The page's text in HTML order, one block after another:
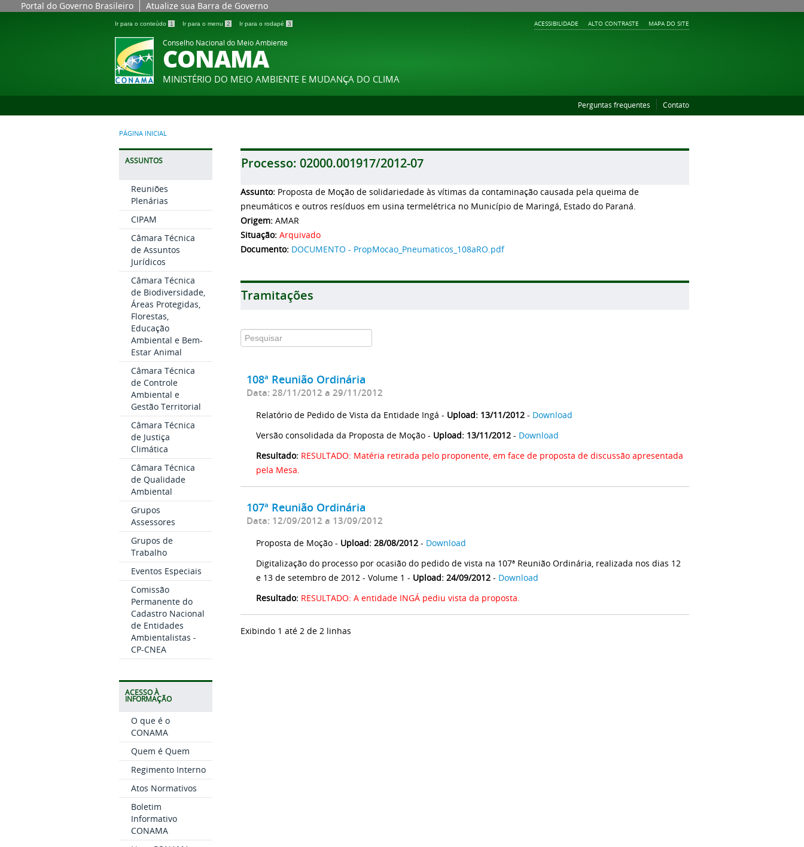
Portal do Governo Brasileiro Atualize sua Barra de Governo
Ir para o conteúdo 1 Ir para o menu 2 Ir para o rodapé 3 ACESSIBILIDADE ALTO CONTRASTE MAPA DO SITE
Conselho Nacional do Meio Ambiente
CONAMA
MINISTÉRIO DO MEIO AMBIENTE E MUDANÇA DO CLIMA
Perguntas frequentes Contato
PÁGINA INICIAL
ASSUNTOS
Reuniões
Plenárias
CIPAM
Câmara Técnica
de Assuntos
Jurídicos
Câmara Técnica
de Biodiversidade,
Áreas Protegidas,
Florestas,
Educação
Ambiental e Bem-
Estar Animal
Câmara Técnica
de Controle
Ambiental e
Gestão Territorial
Câmara Técnica
de Justiça
Climática
Câmara Técnica
de Qualidade
Ambiental
Grupos
Assessores
Grupos de
Trabalho
Eventos Especiais
Comissão
Permanente do
Cadastro Nacional
de Entidades
Ambientalistas -
CP-CNEA
ACESSO À
INFORMAÇÃO
O que é o
CONAMA
Quem é Quem
Regimento Interno
Atos Normativos
Boletim
Informativo
CONAMA
Processo: 02000.001917/2012-07
Assunto: Proposta de Moção de solidariedade às vítimas da contaminação causada pela queima de
pneumáticos e outros resíduos em usina termelétrica no Município de Maringá, Estado do Paraná.
Origem: AMAR
Situação: Arquivado
Documento: DOCUMENTO - PropMocao_Pneumaticos_108aRO.pdf
Tramitações
108ª Reunião Ordinária
Data: 28/11/2012 a 29/11/2012
Relatório de Pedido de Vista da Entidade Ingá - Upload: 13/11/2012 - Download
Versão consolidada da Proposta de Moção - Upload: 13/11/2012 - Download
Resultado: RESULTADO: Matéria retirada pelo proponente, em face de proposta de discussão apresentada
pela Mesa.
107ª Reunião Ordinária
Data: 12/09/2012 a 13/09/2012
Proposta de Moção - Upload: 28/08/2012 - Download
Digitalização do processo por ocasião do pedido de vista na 107ª Reunião Ordinária, realizada nos dias 12
e 13 de setembro de 2012 - Volume 1 - Upload: 24/09/2012 - Download
Resultado: RESULTADO: A entidade INGÁ pediu vista da proposta.
Exibindo 1 até 2 de 2 linhas